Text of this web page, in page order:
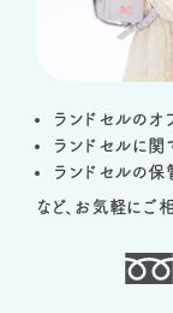
ランドセルのオ
ランドセルに関
ランドセルの保
など、お気軽にご